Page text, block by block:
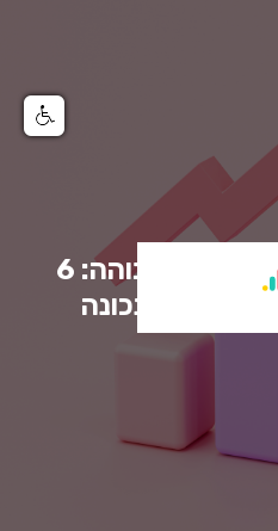
לקראת עוד שנה של ריבית גבוהה: 6
להתנהלות נכונה